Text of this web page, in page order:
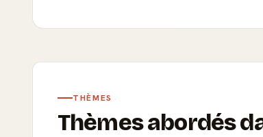
THÈMES
Thèmes abordés